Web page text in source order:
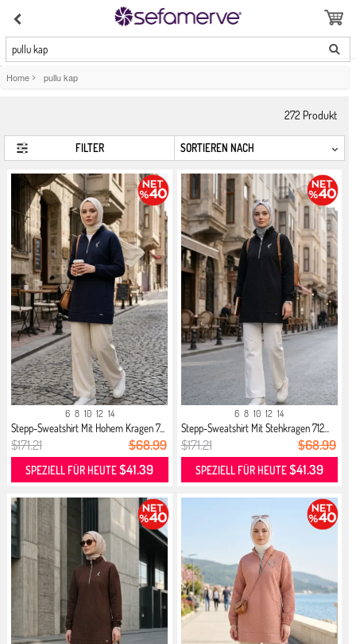
pullu kap
Home > pullu kap
272 Produkt
FILTER
6 8 10 12 14
Stepp-Sweatshirt Mit Hohem Kragen 7...
$171.21 $68.99
SPEZIELL FÜR HEUTE$41.39
6 8 10 12 14
Stepp-Sweatshirt Mit Stehkragen 712...
$171.21 $68.99
SPEZIELL FÜR HEUTE$41.39